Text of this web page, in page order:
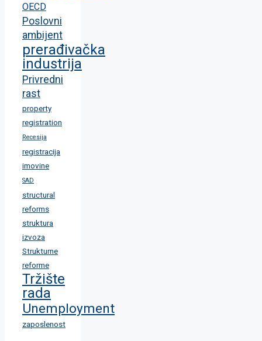
OECD
Poslovni
ambijent
prerađivačka
industrija
Privredni
rast
property
registration
Recesija
registracija
imovine
SAD
structural
reforms
struktura
izvoza
Strukturne
reforme
Tržište
rada
Unemployment
zaposlenost